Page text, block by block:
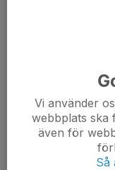
Plats: Forssvallens
Måndag den 2 mars
styrelsemöte +
Tisdag den 7 april kl.
Måndag den 4 maj kl.
Måndag den 1 juni kl....
Vi använder
webbplats ska
även för
Så